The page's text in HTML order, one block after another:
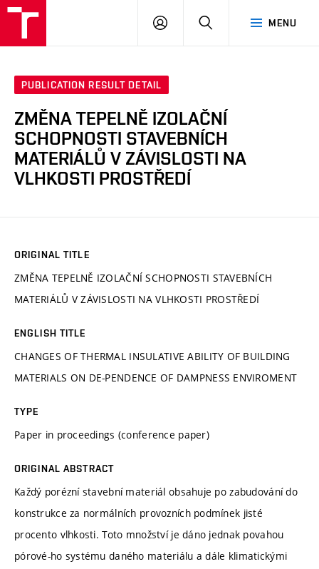
MENU
LOG
SEARCH
PUBLICATION RESULT DETAIL
ZMĚNA TEPELNĚ IZOLAČNÍ
SCHOPNOSTI STAVEBNÍCH
MATERIÁLŮ V ZÁVISLOSTI NA
VLHKOSTI PROSTŘEDÍ
ORIGINAL TITLE
ZMĚNA TEPELNĚ IZOLAČNÍ SCHOPNOSTI STAVEBNÍCH
MATERIÁLŮ V ZÁVISLOSTI NA VLHKOSTI PROSTŘEDÍ
ENGLISH TITLE
CHANGES OF THERMAL INSULATIVE ABILITY OF BUILDING
MATERIALS ON DE-PENDENCE OF DAMPNESS ENVIROMENT
TYPE
Paper in proceedings (conference paper)
ORIGINAL ABSTRACT
Každý porézní stavební materiál obsahuje po zabudování do
konstrukce za normálních provozních podmínek jisté
procento vlhkosti. Toto množství je dáno jednak povahou
pórové-ho systému daného materiálu a dále klimatickými